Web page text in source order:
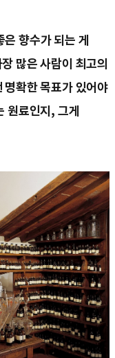
향수가 되는 게
많은 사람이 최고의
명확한 목표가 있어야
원료인지, 그게